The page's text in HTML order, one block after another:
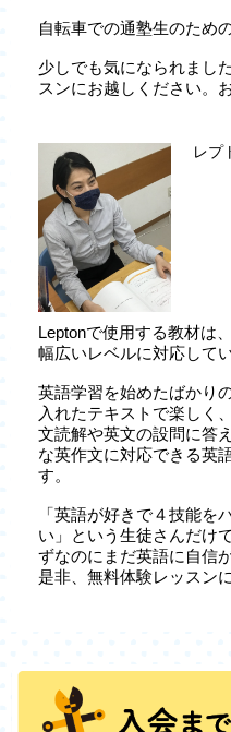
自転車での通塾生のため
少しでも気になられまし
スンにお越しください。
レプ
Leptonで使用する教材は
幅広いレベルに対応してい
英語学習を始めたばかり
入れたテキストで楽しく
文読解や英文の設問に答
な英作文に対応できる英
す。
「英語が好きで４技能を
い」という生徒さんだけ
ずなのにまだ英語に自信
是非、無料体験レッスン